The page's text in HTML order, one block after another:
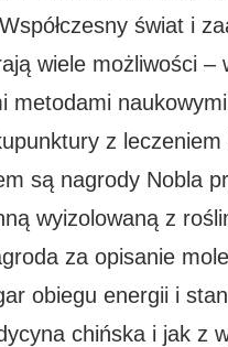
świat i
wiele możliwości –
z
są nagrody Nobla
wyizolowaną z
za opisanie
obiegu energii i
chińska i jak z